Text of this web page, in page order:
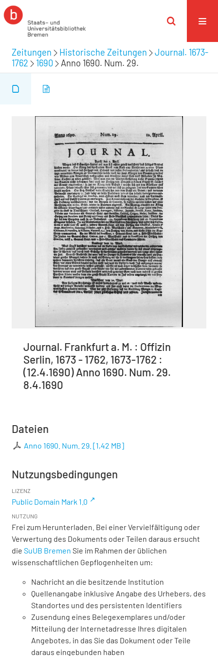
Zeitungen Historische Zeitungen
Journal. 1673-
1762
1690 Anno 1690. Num. 29.
Journal. Frankfurt a. M. : Offizin
Serlin, 1673 - 1762, 1673-1762 :
(12.4.1690) Anno 1690. Num. 29.
8.4.1690
Dateien
Anno 1690. Num. 29. [1,42 MB]
Nutzungsbedingungen
LIZENZ
Public Domain Mark 1.0
NUTZUNG
Frei zum Herunterladen. Bei einer Vervielfältigung oder
Verwertung des Dokuments oder Teilen daraus ersucht
die SuUB Bremen Sie im Rahmen der üblichen
wissenschaftlichen Gepflogenheiten um:
Nachricht an die besitzende Institution
Quellenangabe inklusive Angabe des Urhebers, des
Standortes und des persistenten Identifiers
Zusendung eines Belegexemplares und/oder
Mitteilung der Internetadresse Ihres digitalen
Angebotes, in das Sie das Dokument oder Teile
daraus eingebunden haben